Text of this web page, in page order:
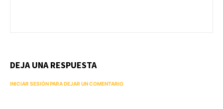
DEJA UNA RESPUESTA
INICIAR SESIÓN PARA DEJAR UN COMENTARIO